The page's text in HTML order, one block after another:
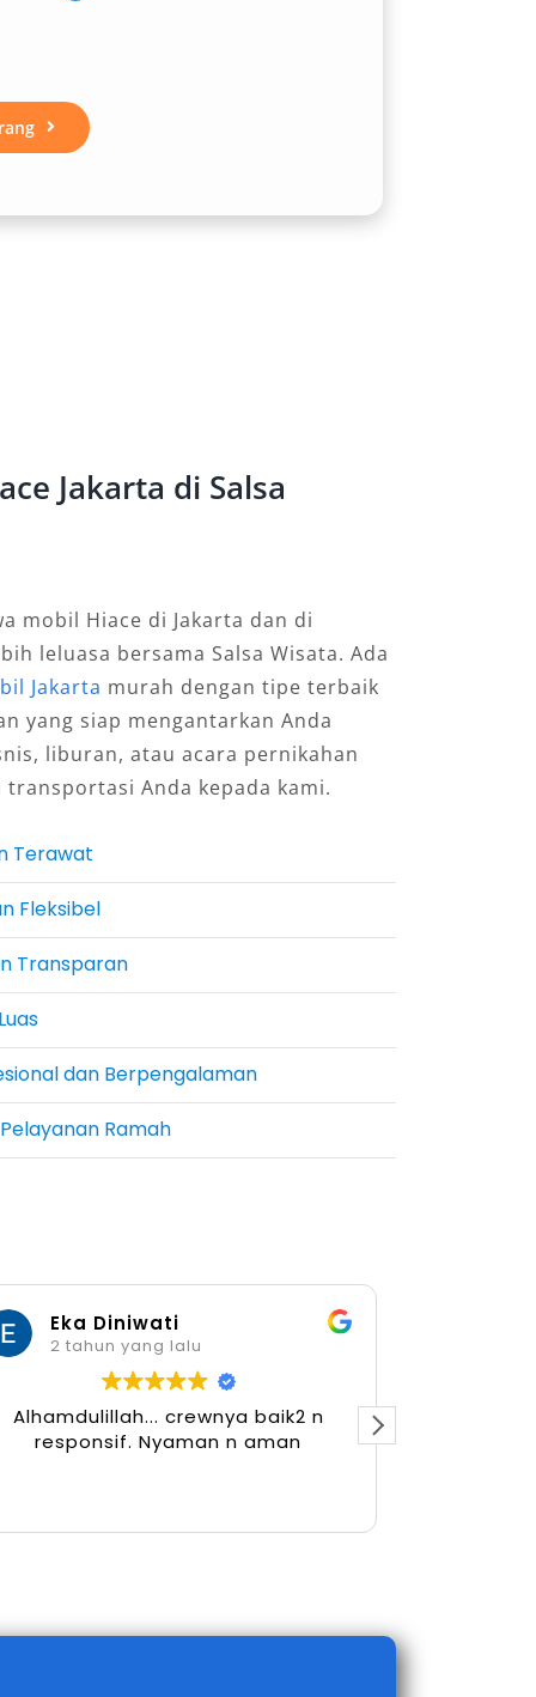
Jakarta di Salsa
mobil Hiace di Jakarta dan di
leluasa bersama Salsa Wisata. Ada
Jakarta murah dengan tipe terbaik
yang siap mengantarkan Anda
liburan, atau acara pernikahan
Anda kepada kami.
Terawat
Fleksibel
Transparan
dan Berpengalaman
Ramah
Eka Diniwati
2 tahun yang lalu
Alhamdulillah... crewnya baik2 n
responsif. Nyaman n aman